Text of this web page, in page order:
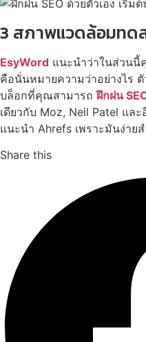
3 สภาพแวดล้อมท
EsyWord แนะนำว่าในส่วนนี้
คือนั่นหมายความว่าอย่างไร
บล็อกที่คุณสามารถฝึกฝน
เดียวกับ Moz, Neil Patel แล
แนะนำ Ahrefs เพราะมันง่าย
Share this